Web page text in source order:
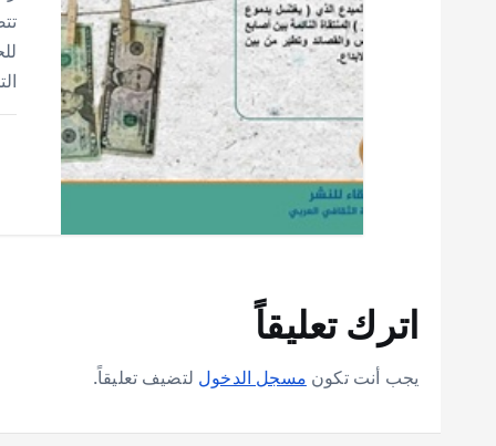
اترك تعليقاً
يجب أنت تكون مسجل الدخول لتضيف تعليقاً.